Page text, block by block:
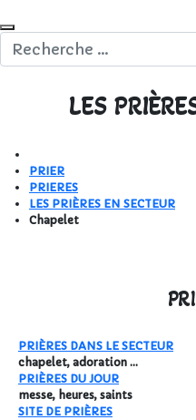
LES
PRIER
PRIERES
LES PRIÈRES EN SECTEUR
Chapelet
PRIÈRES DANS LE SECTEUR
chapelet, adoration ...
PRIÈRES DU JOUR
messe, heures, saints
SITE DE PRIÈRES